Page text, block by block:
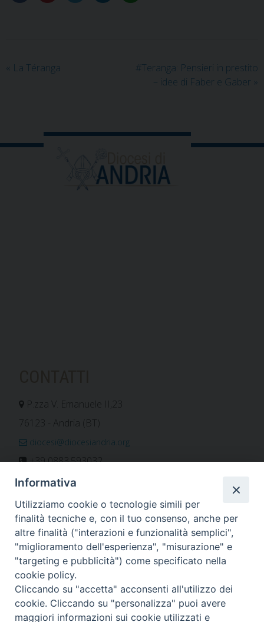
« La Téranga
#Teranga: Pensieri in prestito
– idee di Faber e Gaber »
P.zza V. Emanuele II,23
76123 - Andria (BT)
diocesi@diocesiandria.org
+39 0883.593032
+39 0883.592596
ORARIO E CALENDARI
Orari uffici
Calendario diocesano
Orario messe
Informativa
Utilizziamo cookie o tecnologie simili per
finalità tecniche e, con il tuo consenso, anche per
altre finalità ("interazioni e funzionalità semplici",
"miglioramento dell'esperienza", "misurazione" e
"targeting e pubblicità") come specificato nella
cookie policy.
Cliccando su "accetta" acconsenti all'utilizzo dei
cookie. Cliccando su "personalizza" puoi avere
maggiori informazioni sui cookie utilizzati e